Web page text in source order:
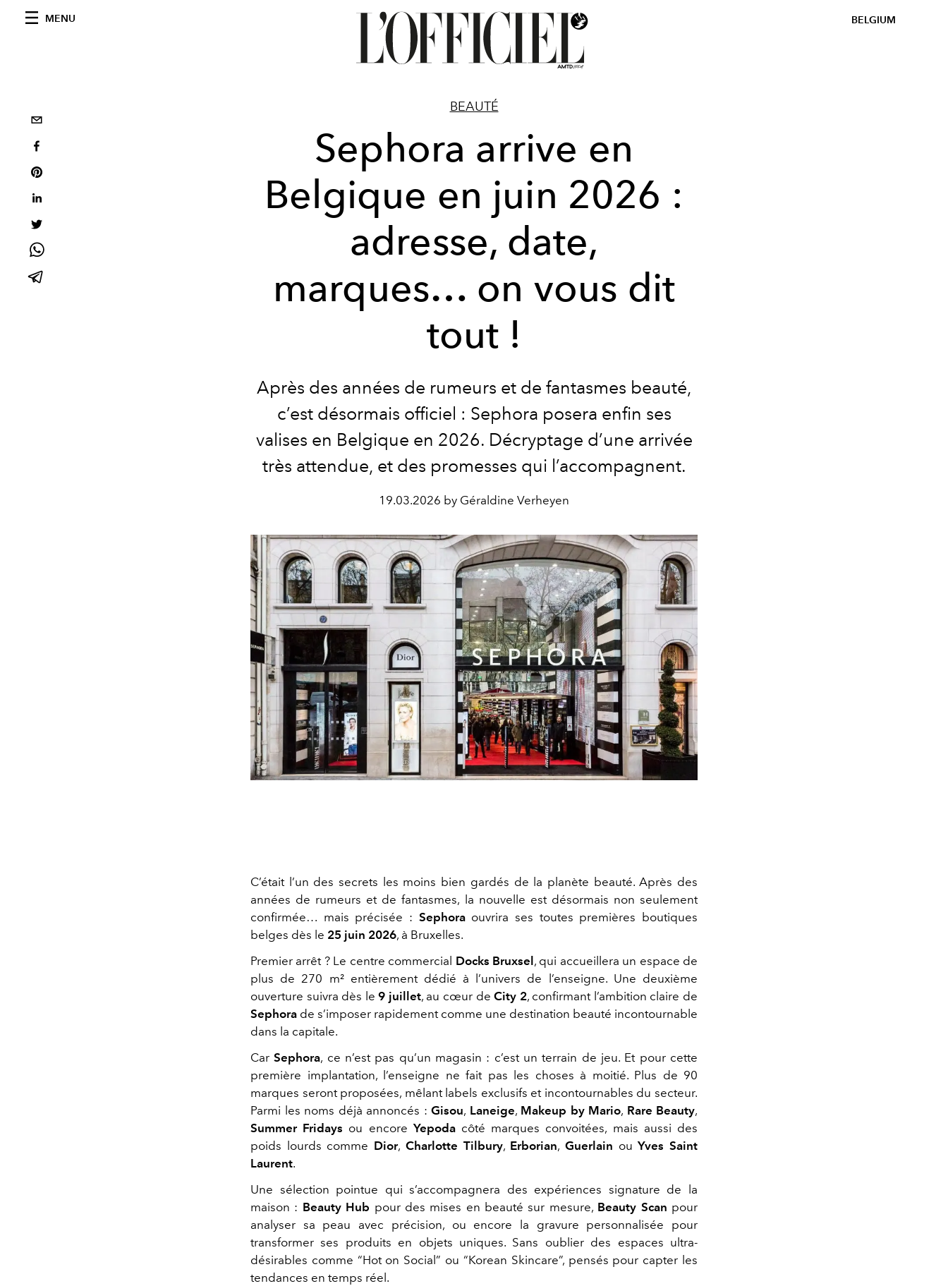
MENU BELGIUM
BEAUTÉ
Sephora arrive en
Belgique en juin 2026 :
adresse, date,
marques… on vous dit
tout !
Après des années de rumeurs et de fantasmes beauté,
c’est désormais officiel : Sephora posera enfin ses
valises en Belgique en 2026. Décryptage d’une arrivée
très attendue, et des promesses qui l’accompagnent.
19.03.2026 by Géraldine Verheyen
C’était l’un des secrets les moins bien gardés de la planète beauté. Après des
années de rumeurs et de fantasmes, la nouvelle est désormais non seulement
confirmée… mais précisée : Sephoraouvrira ses toutes premières boutiques
belges dès le 25 juin 2026, à Bruxelles.
Premier arrêt ? Le centre commercial Docks Bruxsel , qui accueillera un espace de
plus de 270 m² entièrement dédié à l’univers de l’enseigne. Une deuxième
ouverture suivra dès le9 juillet, au cœur deCity 2, confirmant l’ambition claire de
Sephora de s’imposer rapidement comme une destination beauté incontournable
dans la capitale.
CarSephora, ce n’est pas qu’un magasin : c’est un terrain de jeu. Et pour cette
première implantation, l’enseigne ne fait pas les choses à moitié. Plus de 90
marques seront proposées, mêlant labels exclusifs et incontournables du secteur.
Parmi les noms déjà annoncés : Gisou, Laneige, Makeup by Mario, Rare Beauty,
Summer Fridays ou encore Yepodacôté marques convoitées, mais aussi des
poids lourds comme Dior, Charlotte Tilbury, Erborian, Guerlain ouYves Saint
Laurent.
Une sélection pointue qui s’accompagnera des expériences signature de la
maison : Beauty Hub pour des mises en beauté sur mesure, Beauty Scan pour
analyser sa peau avec précision, ou encore la gravure personnalisée pour
transformer ses produits en objets uniques. Sans oublier des espaces ultra-
désirables comme “Hot on Social” ou “Korean Skincare”, pensés pour capter les
tendances en temps réel.